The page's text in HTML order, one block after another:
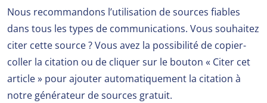
Nous recommandons l’utilisation de sources fiables
dans tous les types de communications. Vous souhaitez
citer cette source ? Vous avez la possibilité de copier-
coller la citation ou de cliquer sur le bouton « Citer cet
article » pour ajouter automatiquement la citation à
notre générateur de sources gratuit.